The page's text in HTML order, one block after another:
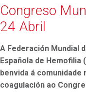
Congreso
24 Abril
A Federación Mundial
Española de Hemofilia
benvida á
coagulación ao